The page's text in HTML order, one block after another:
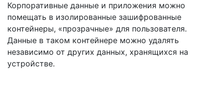
Корпоративные данные и приложения можно
помещать в изолированные зашифрованные
контейнеры, «прозрачные» для пользователя.
Данные в таком контейнере можно удалять
независимо от других данных, хранящихся на
устройстве.